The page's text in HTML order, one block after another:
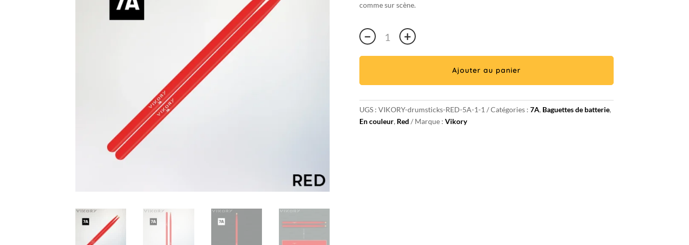
comme sur scène.
quantité
de
Paire
batterie
Red
7A
− +
Ajouter au panier
UGS : VIKORY-drumsticks-RED-5A-1-1 Catégories : 7A, Baguettes de batterie,
En couleur, Red Marque : Vikory